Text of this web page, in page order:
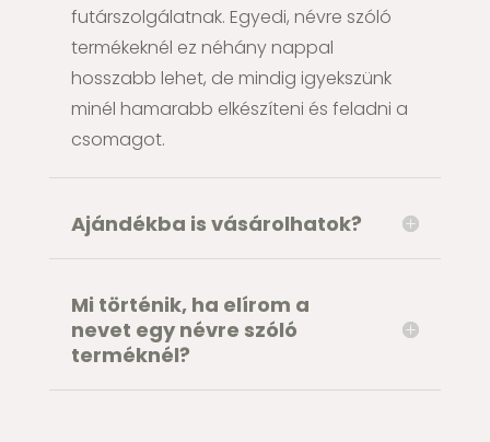
futárszolgálatnak. Egyedi, névre szóló
termékeknél ez néhány nappal
hosszabb lehet, de mindig igyekszünk
minél hamarabb elkészíteni és feladni a
csomagot.
Ajándékba is vásárolhatok?
Mi történik, ha elírom a
nevet egy névre szóló
terméknél?